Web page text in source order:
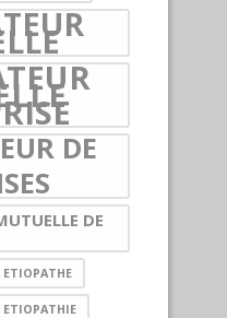
DE
DE
ETIOPATHE
ETIOPATHIE